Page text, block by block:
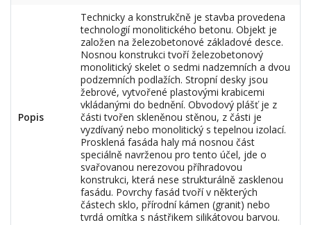
Popis
Technicky a konstrukčně je stavba provedena
technologií monolitického betonu. Objekt je
založen na železobetonové základové desce.
Nosnou konstrukci tvoří železobetonový
monolitický skelet o sedmi nadzemních a dvou
podzemních podlažích. Stropní desky jsou
žebrové, vytvořené plastovými krabicemi
vkládanými do bednění. Obvodový plášť je z
části tvořen skleněnou stěnou, z části je
vyzdívaný nebo monolitický s tepelnou izolací.
Prosklená fasáda haly má nosnou část
speciálně navrženou pro tento účel, jde o
svařovanou nerezovou příhradovou
konstrukci, která nese strukturálně zasklenou
fasádu. Povrchy fasád tvoří v některých
částech sklo, přírodní kámen (granit) nebo
tvrdá omítka s nástřikem silikátovou barvou.